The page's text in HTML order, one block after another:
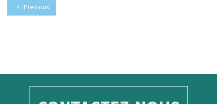
Previous